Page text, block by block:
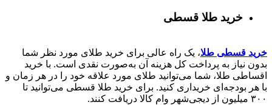
خرید طلا قسطی
خرید قسطی طلا، یک راه عالی برای خرید طلای مورد نظر شما
بدون نیاز به پرداخت کل هزینه آن به‌صورت نقدی است. با خرید
اقساطی طلا، شما می‌توانید طلای مورد علاقه خود را در هر زمان و
با هر بودجه‌ای خریداری کنید. برای خرید طلا قسطی می‌توانید تا
۳۰۰ میلیون از دیجی‌شهر وام کالا دریافت کنند.